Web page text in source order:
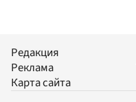
Редакция
Реклама
Карта сайта